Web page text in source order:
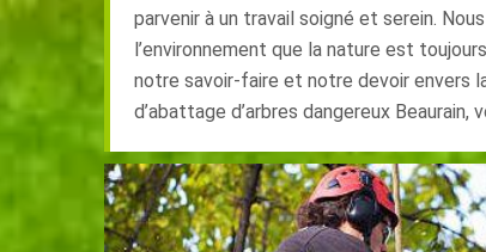
parvenir à un travail soigné et serein.
l’environnement que la nature est
notre savoir-faire et notre devoir envers
d’abattage d’arbres dangereux Beaurain,